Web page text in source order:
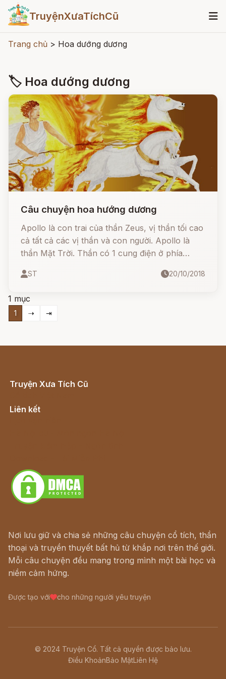
TruyệnXưaTíchCũ
Trang chủ > Hoa dướng dương
🏷 Hoa dướng dương
Câu chuyện hoa hướng dương
Apollo là con trai của thần Zeus, vị thần tối cao
cả tất cả các vị thần và con người. Apollo là
thần Mặt Trời. Thần có 1 cung điện ở phía
bằng vàng của mình chạy trên bầu trời từ Đông
ST 20/10/2018
1 mục
1 ⇢ ⇥
Truyện Xưa Tích Cũ
Liên kết
Nơi lưu giữ và chia sẻ những câu chuyện cổ tích, thần
thoại và truyền thuyết bất hủ từ khắp nơi trên thế giới.
Mỗi câu chuyện đều mang trong mình một bài học và
niềm cảm hứng.
Được tạo với cho những người yêu truyện
© 2024 Truyện Cổ. Tất cả quyền được bảo lưu.
Điều KhoảnBảo MậtLiên Hệ